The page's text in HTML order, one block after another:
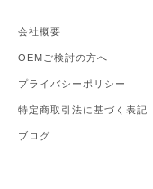
会社概要
OEMご検討の方へ
プライバシーポリシー
特定商取引法に基づく表記
ブログ